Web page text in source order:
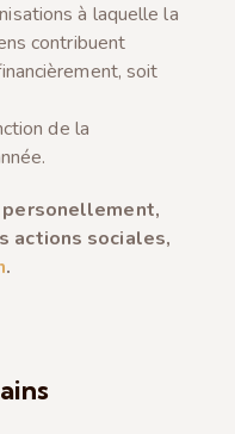
à laquelle la
contribuent
soit
de la
personellement,
actions sociales,
.